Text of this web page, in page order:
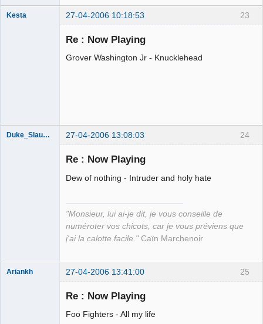
23
Kesta 27-04-2006 10:18:53
Re : Now Playing
Grover Washington Jr - Knucklehead
24
Duke_Slaughter 27-04-2006 13:08:03
Re : Now Playing
Dew of nothing - Intruder and holy hate
"Monsieur, lui ai-je dit, je vous conseille de
numéroter vos chicots, car je vous préviens que
j'ai la calotte facile."Caïn Marchenoir
25
Ariankh 27-04-2006 13:41:00
Re : Now Playing
Foo Fighters - All my life